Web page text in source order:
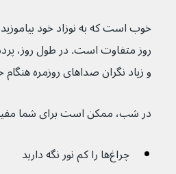
خوب است که به نوزاد خود
و زیاد نگران صداهای روزمره
در شب، ممکن است برای شما
چراغ‌ها را کم نور نگه دارید